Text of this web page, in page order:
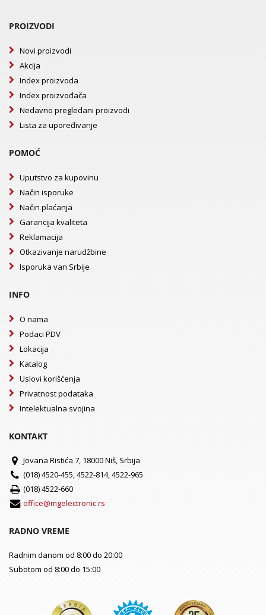
PROIZVODI
Novi proizvodi
Akcija
Index proizvoda
Index proizvođača
Nedavno pregledani proizvodi
Lista za upoređivanje
POMOĆ
Uputstvo za kupovinu
Način isporuke
Način plaćanja
Garancija kvaliteta
Reklamacija
Otkazivanje narudžbine
Isporuka van Srbije
INFO
O nama
Podaci PDV
Lokacija
Katalog
Uslovi korišćenja
Privatnost podataka
Intelektualna svojina
KONTAKT
Jovana Ristića 7, 18000 Niš, Srbija
(018) 4520-455, 4522-814, 4522-965
(018) 4522-660
office@mgelectronic.rs
RADNO VREME
Radnim danom od 8:00 do 20:00
Subotom od 8:00 do 15:00